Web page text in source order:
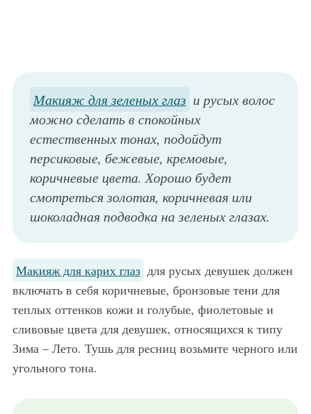
Макияж для зеленых глаз и русых волос
можно сделать в спокойных
естественных тонах, подойдут
персиковые, бежевые, кремовые,
коричневые цвета. Хорошо будет
смотреться золотая, коричневая или
шоколадная подводка на зеленых глазах.
Макияж для карих глаз для русых девушек должен
включать в себя коричневые, бронзовые тени для
теплых оттенков кожи и голубые, фиолетовые и
сливовые цвета для девушек, относящихся к типу
Зима – Лето. Тушь для ресниц возьмите черного или
угольного тона.